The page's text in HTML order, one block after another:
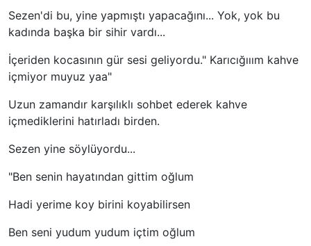
Sezen'di bu, yine yapmıştı yapacağını... Yok, yok bu
kadında başka bir sihir vardı...
İçeriden kocasının gür sesi geliyordu." Karıcığııım kahve
içmiyor muyuz yaa"
Uzun zamandır karşılıklı sohbet ederek kahve
içmediklerini hatırladı birden.
Sezen yine söylüyordu...
"Ben senin hayatından gittim oğlum
Hadi yerime koy birini koyabilirsen
Ben seni yudum yudum içtim oğlum